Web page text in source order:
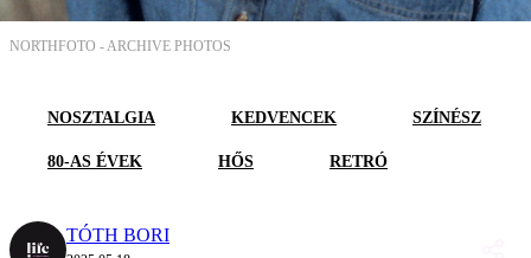
NORTHFOTO -ARCHIVE PHOTOS
NOSZTALGIA KEDVENCEK SZÍNÉSZ
80-AS ÉVEK HŐS RETRÓ
TÓTH BORI